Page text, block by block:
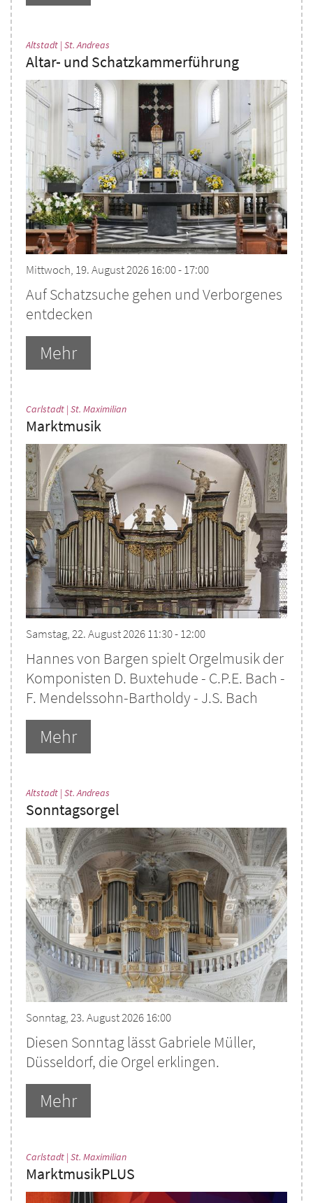
Altstadt | St. Andreas
Altar- und Schatzkammerführung
Mittwoch, 19. August 2026 16:00 - 17:00
Auf Schatzsuche gehen und Verborgenes
entdecken
Mehr
Carlstadt | St. Maximilian:
Marktmusik
Samstag, 22. August 2026 11:30 - 12:00
Hannes von Bargen spielt Orgelmusik der
Komponisten D. Buxtehude - C.P.E. Bach -
F. Mendelssohn-Bartholdy - J.S. Bach
Mehr
Altstadt | St. Andreas
Sonntagsorgel
Sonntag, 23. August 2026 16:00
Diesen Sonntag lässt Gabriele Müller,
Düsseldorf, die Orgel erklingen.
Mehr
Carlstadt | St. Maximilian:
MarktmusikPLUS